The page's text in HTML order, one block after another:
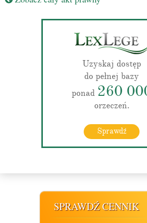
Uzyskaj dostęp
do pełnej bazy
ponad 260
orzeczeń.
Sprawdź
SPRAWDŹ CENNIK